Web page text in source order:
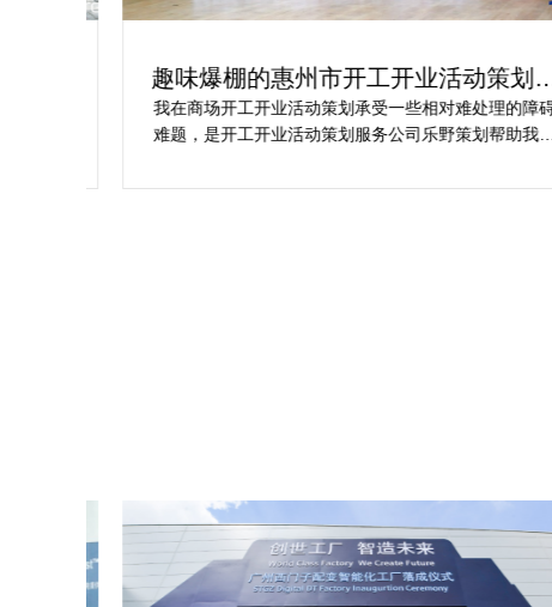
趣味爆棚的惠州市开工开业活动策划方
案精选
我在商场开工开业活动策划承受一些相对难处理的障碍
难题，是开工开业活动策划服务公司乐野策划帮助我完
场开工开业活动策划堪称完美，下次有计划还会选择乐